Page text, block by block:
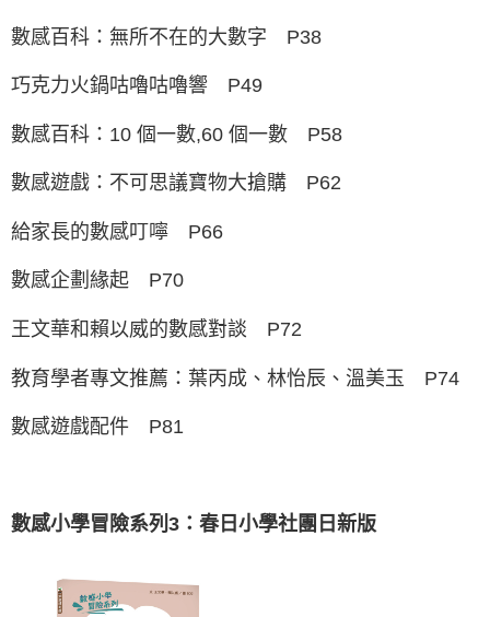
數感百科：無所不在的大數字 P38
巧克力火鍋咕嚕咕嚕響 P49
數感百科：10 個一數,60 個一數 P58
數感遊戲：不可思議寶物大搶購 P62
給家長的數感叮嚀 P66
數感企劃緣起 P70
王文華和賴以威的數感對談 P72
教育學者專文推薦：葉丙成、林怡辰、溫美玉 P74
數感遊戲配件 P81
數感小學冒險系列3：春日小學社團日新版